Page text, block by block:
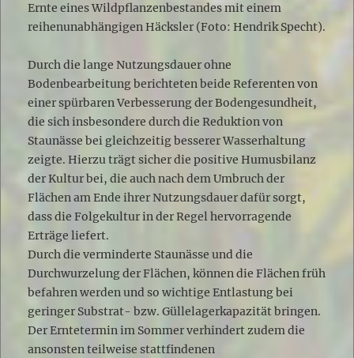
Ernte eines Wildpflanzenbestandes mit einem
reihenunabhängigen Häcksler (Foto: Hendrik Specht).
Durch die lange Nutzungsdauer ohne
Bodenbearbeitung berichteten beide Referenten von
einer spürbaren Verbesserung der Bodengesundheit,
die sich insbesondere durch die Reduktion von
Staunässe bei gleichzeitig besserer Wasserhaltung
zeigte. Hierzu trägt sicher die positive Humusbilanz
der Kultur bei, die auch nach dem Umbruch der
Flächen am Ende ihrer Nutzungsdauer dafür sorgt,
dass die Folgekultur in der Regel hervorragende
Erträge liefert.
Durch die verminderte Staunässe und die
Durchwurzelung der Flächen, können die Flächen früh
befahren werden und so wichtige Entlastung bei
geringer Substrat- bzw. Güllelagerkapazität bringen.
Der Erntetermin im Sommer verhindert zudem die
ansonsten teilweise stattfindenen